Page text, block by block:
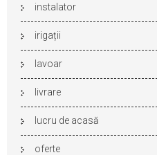
instalator
irigații
lavoar
livrare
lucru de acasă
oferte